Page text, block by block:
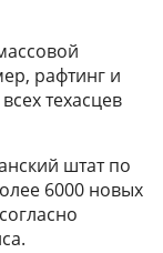
рафтинг и
техасцев
штат по
6000 новых